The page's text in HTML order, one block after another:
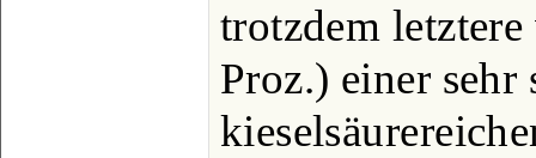
trotzdem
Proz.) einer